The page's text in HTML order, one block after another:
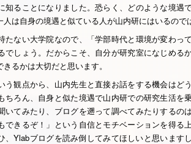
知ることになりました。恐らく、どのような境遇
は自身の境遇と似ている人が山内研にはいるので
たない大学院なので、「学部時代と環境が変わっ
でしょう。だからこそ、自分が研究室になじめる
るかは大切だと思います。
う観点から、山内先生と直接お話をする機会はど
ちろん、自身と似た境遇で山内研での研究生活を
いてみたり、ブログを遡って調べてみたりするの
きるぞ！」という自信とモチベーションを得る
、Ylabブログを読み倒してみてほしいと思います